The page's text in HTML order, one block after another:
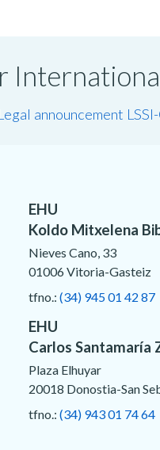
announcement
EHU
Koldo Mitxelena
Nieves Cano, 33
01006 Vitoria-Gasteiz
tfno.: (34) 945 01 42 87
EHU
Carlos Santamaría
Plaza Elhuyar
20018 Donostia-San
tfno.: (34) 943 01 74 64